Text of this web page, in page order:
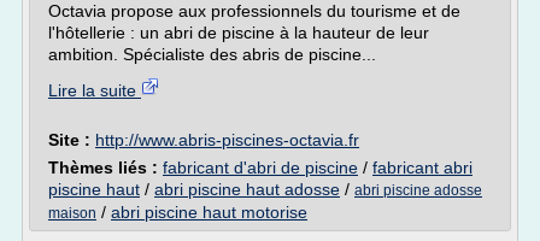
Octavia propose aux professionnels du tourisme et de
l'hôtellerie : un abri de piscine à la hauteur de leur
ambition. Spécialiste des abris de piscine...
Lire la suite
Site : http://www.abris-piscines-octavia.fr
Thèmes liés : fabricant d'abri de piscine / fabricant abri
piscine haut / abri piscine haut adosse / abri piscine adosse
maison / abri piscine haut motorise